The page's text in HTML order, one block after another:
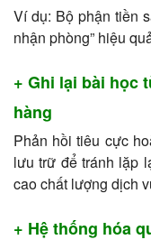
Ví dụ: Bộ phận tiền
nhận phòng” hiệu
+ Ghi lại bài học
hàng
Phản hồi tiêu cực
lưu trữ để tránh lặp
cao chất lượng dịch
+ Hệ thống hóa